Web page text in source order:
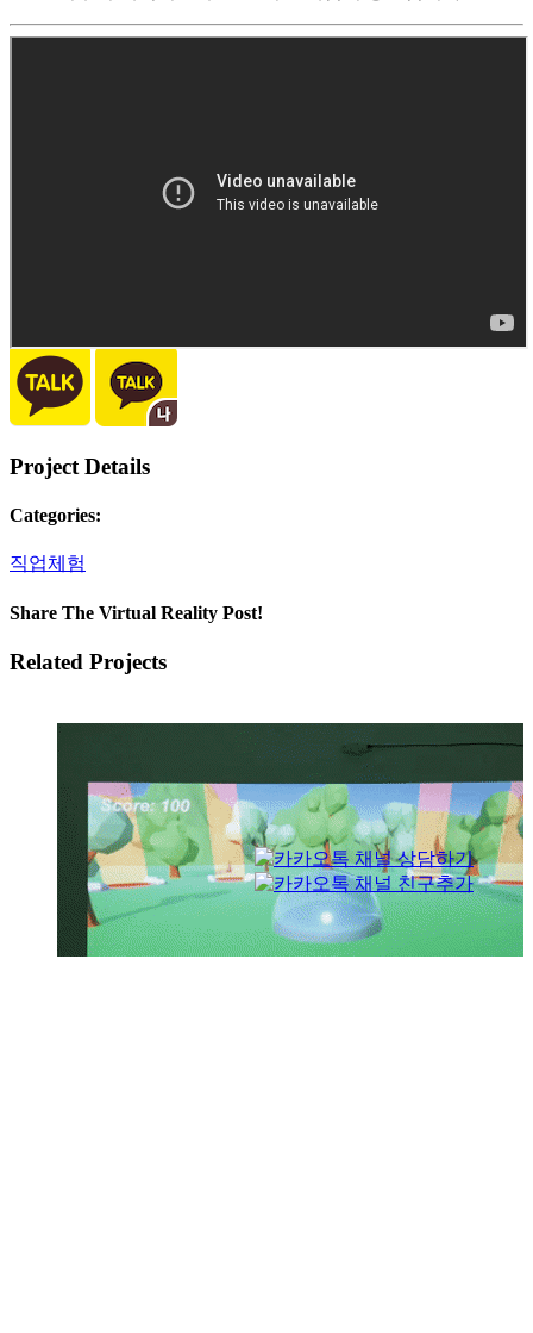
Project Details
Categories:
직업체험
Share The Virtual Reality Post!
Facebook
Twitter
LinkedIn
Email
Related Projects